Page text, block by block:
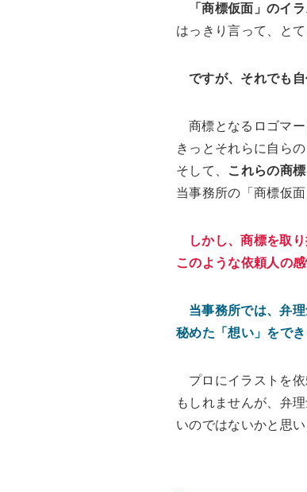
「商標仮面」のイ
はっきり言って、と
ですが、それでも
商標となるロゴマ
きっとそれらに自ら
そして、
これらの商
当事務所の「商標仮
しかし、商標を取
このような依頼人の
当事務所では、弁
秘めた「想い」をで
プロにイラストを
もしれませんが、弁
いのではないかと思い